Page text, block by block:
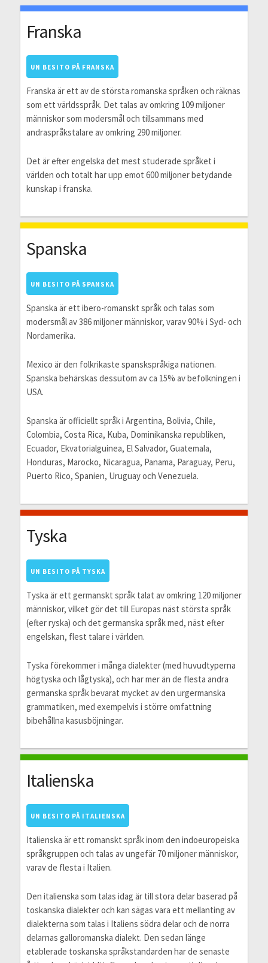
Franska
UN BESITO PÅ FRANSKA
Franska är ett av de största romanska språken och räknas
som ett världsspråk. Det talas av omkring 109 miljoner
människor som modersmål och tillsammans med
andraspråkstalare av omkring 290 miljoner.
Det är efter engelska det mest studerade språket i
världen och totalt har upp emot 600 miljoner betydande
kunskap i franska.
Spanska
UN BESITO PÅ SPANSKA
Spanska är ett ibero-romanskt språk och talas som
modersmål av 386 miljoner människor, varav 90% i Syd- och
Nordamerika.
Mexico är den folkrikaste spanskspråkiga nationen.
Spanska behärskas dessutom av ca 15% av befolkningen i
USA.
Spanska är officiellt språk i Argentina, Bolivia, Chile,
Colombia, Costa Rica, Kuba, Dominikanska republiken,
Ecuador, Ekvatorialguinea, El Salvador, Guatemala,
Honduras, Marocko, Nicaragua, Panama, Paraguay, Peru,
Puerto Rico, Spanien, Uruguay och Venezuela.
Tyska
UN BESITO PÅ TYSKA
Tyska är ett germanskt språk talat av omkring 120 miljoner
människor, vilket gör det till Europas näst största språk
(efter ryska) och det germanska språk med, näst efter
engelskan, flest talare i världen.
Tyska förekommer i många dialekter (med huvudtyperna
högtyska och lågtyska), och har mer än de flesta andra
germanska språk bevarat mycket av den urgermanska
grammatiken, med exempelvis i större omfattning
bibehållna kasusböjningar.
Italienska
UN BESITO PÅ ITALIENSKA
Italienska är ett romanskt språk inom den indoeuropeiska
språkgruppen och talas av ungefär 70 miljoner människor,
varav de flesta i Italien.
Den italienska som talas idag är till stora delar baserad på
toskanska dialekter och kan sägas vara ett mellanting av
dialekterna som talas i Italiens södra delar och de norra
delarnas galloromanska dialekt. Den sedan länge
etablerade toskanska språkstandarden har de senaste